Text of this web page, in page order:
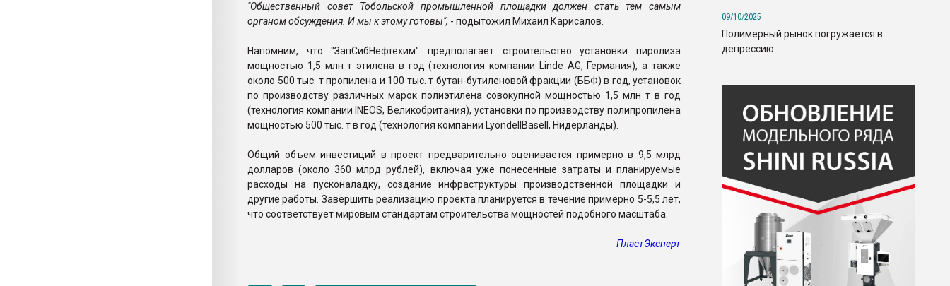
"Общественный совет Тобольской промышленной площадки должен стать тем самым
органом обсуждения. И мы к этому готовы", - подытожил Михаил Карисалов.
Напомним, что "ЗапСибНефтехим" предполагает строительство установки пиролиза
мощностью 1,5 млн т этилена в год (технология компании Linde AG, Германия), а также
около 500 тыс. т пропилена и 100 тыс. т бутан-бутиленовой фракции (ББФ) в год, установок
по производству различных марок полиэтилена совокупной мощностью 1,5 млн т в год
(технология компании INEOS, Великобритания), установки по производству полипропилена
мощностью 500 тыс. т в год (технология компании LyondellBasell, Нидерланды).
Общий объем инвестиций в проект предварительно оценивается примерно в 9,5 млрд
долларов (около 360 млрд рублей), включая уже понесенные затраты и планируемые
расходы на пусконаладку, создание инфраструктуры производственной площадки и
другие работы. Завершить реализацию проекта планируется в течение примерно 5-5,5 лет,
что соответствует мировым стандартам строительства мощностей подобного масштаба.
ПластЭксперт
09/10/2025
Полимерный рынок погружается в
депрессию